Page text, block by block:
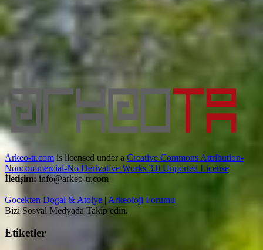
Arkeo-tr.com is licensed under a Creative Commons Attribution-
Noncommercial-No Derivative Works 3.0 Unported License
İletişim: info@arkeo-tr.com
Gocekten Dogal & Atolye| Arkeoloji Forumu
Bizi Sosyal Medyada Takip edin.
Etiketler